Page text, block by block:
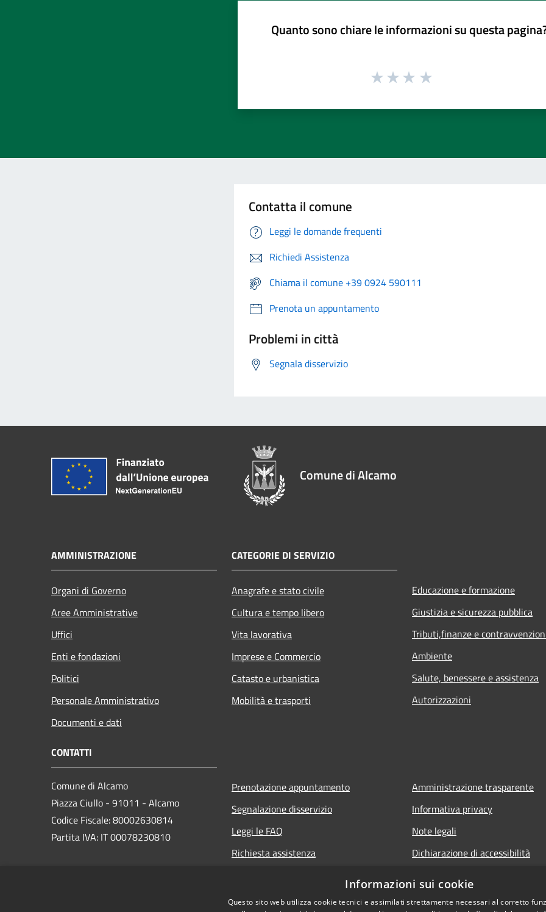
Quanto sono chiare le informazioni su questa
Contatta il comune
Leggi le domande frequenti
Richiedi Assistenza
Chiama il comune +39 0924 590111
Prenota un appuntamento
Problemi in città
Segnala disservizio
Comune di Alcamo
AMMINISTRAZIONE
Organi di Governo
Aree Amministrative
Uffici
Enti e fondazioni
Politici
Personale Amministrativo
Documenti e dati
CATEGORIE DI SERVIZIO
Anagrafe e stato civile
Cultura e tempo libero
Vita lavorativa
Imprese e Commercio
Catasto e urbanistica
Mobilità e trasporti
Educazione e formazione
Giustizia e sicurezza pubblica
Tributi,finanze e
Ambiente
Salute, benessere e assistenza
Autorizzazioni
CONTATTI
Comune di Alcamo
Piazza Ciullo - 91011 - Alcamo
Codice Fiscale: 80002630814
Partita IVA: IT 00078230810
Prenotazione appuntamento
Segnalazione disservizio
Leggi le FAQ
Richiesta assistenza
Amministrazione trasparente
Informativa privacy
Note legali
Dichiarazione di accessibilità
Informazioni sui cookie
Questo sito web utilizza cookie tecnici e assimilati strettamente necessari al corretto